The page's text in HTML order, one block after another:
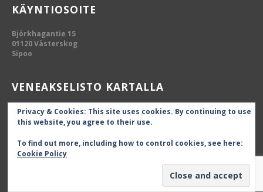
KÄYNTIOSOITE
Björkhagantie 15
01120 Västerskog
Sipoo
VENEAKSELISTO KARTALLA
Privacy & Cookies: This site uses cookies. By continuing to use
this website, you agree to their use.
To find out more, including how to control cookies, see here:
Cookie Policy